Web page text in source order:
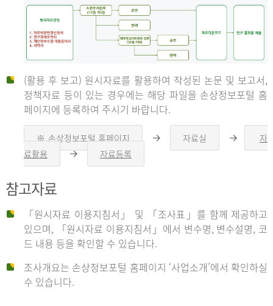
신
청
자
신
청
자
는
1.
자
(활용 후 보고) 원시자료를 활용하여 작성된 논문 및 보고서,
정책자료 등이 있는 경우에는 해당 파일을 손상정보포털 홈
페이지에 등록하여 주시기 바랍니다.
※ 손상정보포털 홈페이지
른
자료실
른
자
료활용
른
자료등록
참고자료
「원시자료 이용지침서」 및 「조사표」를 함께 제공하고
있으며, 「원시자료 이용지침서」에서 변수명, 변수설명, 코
드 내용 등을 확인할 수 있습니다.
조사개요는 손상정보포털 홈페이지 ‘사업소개’에서 확인하실
수 있습니다.